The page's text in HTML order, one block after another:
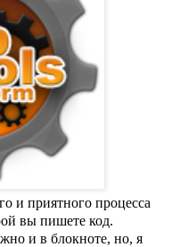
и приятного процесса
вы пишете код.
и в блокноте, но, я